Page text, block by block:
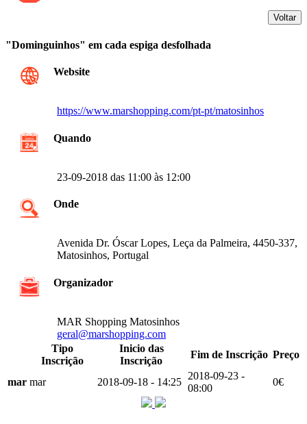
"Dominguinhos" em cada espiga desfolhada
Website
https://www.marshopping.com/pt-pt/matosinhos
Quando
23-09-2018 das 11:00 às 12:00
Onde
Avenida Dr. Óscar Lopes, Leça da Palmeira, 4450-337,
Matosinhos, Portugal
Organizador
MAR Shopping Matosinhos
geral@marshopping.com
Tipo
Inscrição
Inicio das
Inscrição
Fim de Inscrição Preço
mar mar 2018-09-18 - 14:25
2018-09-23 -
08:00
0€